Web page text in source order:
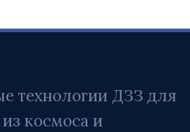
технологии ДЗЗ для
космоса и